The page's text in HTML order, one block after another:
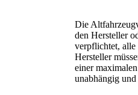
Die
den Hersteller
verpflichtet, alle
Hersteller
einer
unabhängig